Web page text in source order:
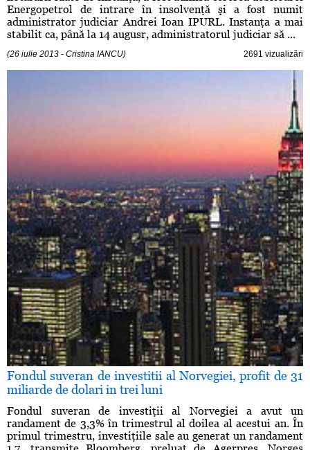
Energopetrol de intrare în insolvenţă şi a fost numit
administrator judiciar Andrei Ioan IPURL. Instanţa a mai
stabilit ca, până la 14 augusr, administratorul judiciar să ...
(26 iulie 2013 - Cristina IANCU) 2691 vizualizări
Fondul suveran de investitii al Norvegiei, profit de 31
miliarde de dolari in trei luni
Fondul suveran de investiţii al Norvegiei a avut un
randament de 3,3% în trimestrul al doilea al acestui an. În
primul trimestru, investiţiile sale au generat un randament